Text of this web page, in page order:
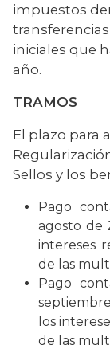
impuestos
iniciales que
año.
TRAMOS
El plazo para
Sellos y los
Pago
agosto de
intereses
de las
Pago
los
de las